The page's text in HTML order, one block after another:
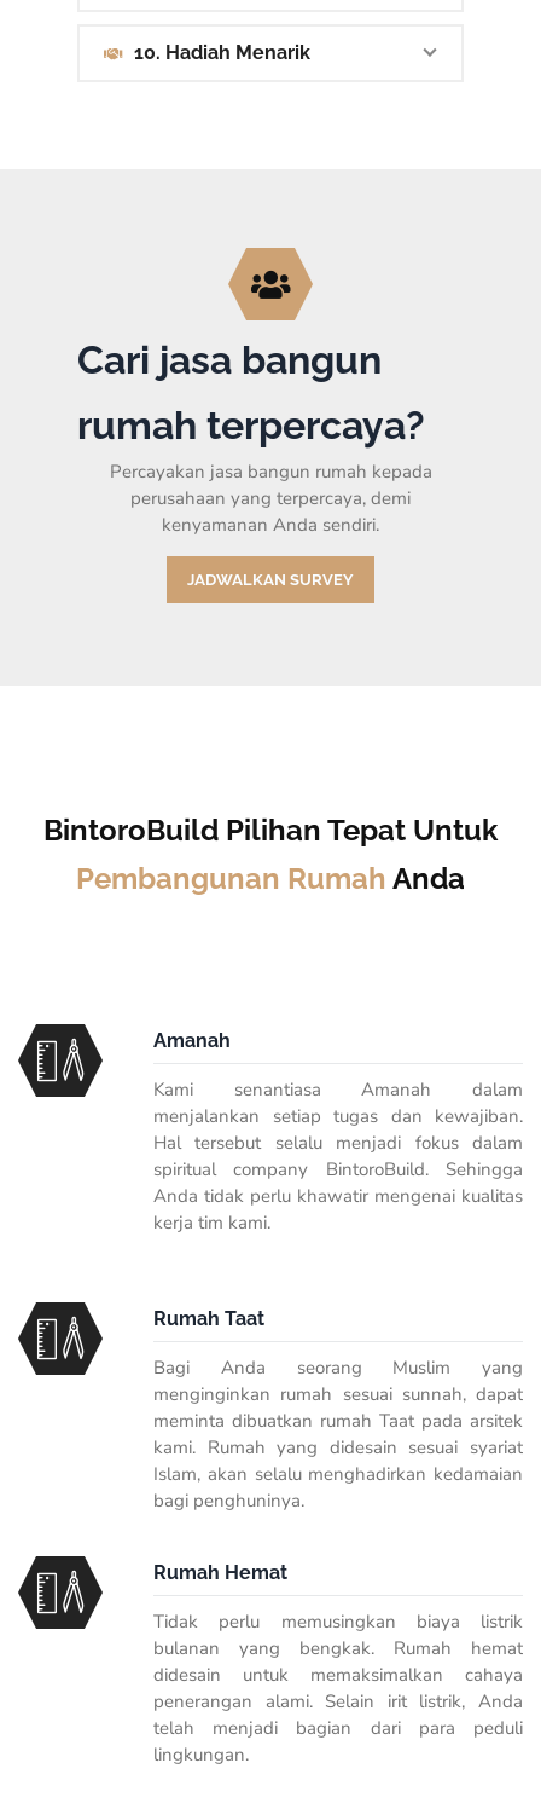
10. Hadiah Menarik
Cari jasa bangun
rumah terpercaya?
Percayakan jasa bangun rumah kepada
perusahaan yang terpercaya, demi
kenyamanan Anda sendiri.
JADWALKAN SURVEY
BintoroBuild Pilihan Tepat Untuk
Pembangunan Rumah Anda
Amanah
Kami senantiasa Amanah dalam
menjalankan setiap tugas dan kewajiban.
Hal tersebut selalu menjadi fokus dalam
spiritual company BintoroBuild. Sehingga
Anda tidak perlu khawatir mengenai kualitas
kerja tim kami.
Rumah Taat
Bagi Anda seorang Muslim yang
menginginkan rumah sesuai sunnah, dapat
meminta dibuatkan rumah Taat pada arsitek
kami. Rumah yang didesain sesuai syariat
Islam, akan selalu menghadirkan kedamaian
bagi penghuninya.
Rumah Hemat
Tidak perlu memusingkan biaya listrik
bulanan yang bengkak. Rumah hemat
didesain untuk memaksimalkan cahaya
penerangan alami. Selain irit listrik, Anda
telah menjadi bagian dari para peduli
lingkungan.